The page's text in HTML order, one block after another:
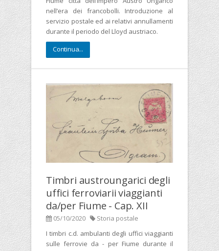
nell’era dei francobolli. Introduzione al
servizio postale ed ai relativi annullamenti
durante il periodo del Lloyd austriaco.
Continua...
Timbri austroungarici degli
uffici ferroviarii viaggianti
da/per Fiume - Cap. XII
05/10/2020
Storia postale
I timbri c.d. ambulanti degli uffici viaggianti
sulle ferrovie da - per Fiume durante il